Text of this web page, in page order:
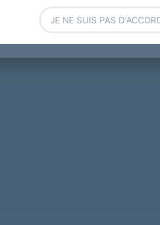
JE NE SUIS PAS